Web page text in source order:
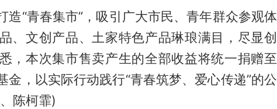
造“青春集市”，吸引广大市民、青年群众参观体
、文创产品、土家特色产品琳琅满目，尽显创
，本次集市售卖产生的全部收益将统一捐赠至
金，以实际行动践行“青春筑梦、爱心传递”的公
陈柯霏)